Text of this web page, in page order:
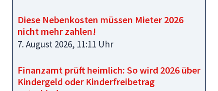
Diese Nebenkosten müssen Mieter 2026
nicht mehr zahlen!
7. August 2026, 11:11 Uhr
Finanzamt prüft heimlich: So wird 2026 über
Kindergeld oder Kinderfreibetrag